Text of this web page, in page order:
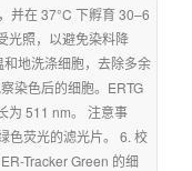
并在 37°C 下孵育 30–6
光照，以避免染料降
地洗涤细胞，去除多余
染色后的细胞。ERTG
为 511 nm。 注意事
色荧光的滤光片。 6. 校
Tracker Green 的细